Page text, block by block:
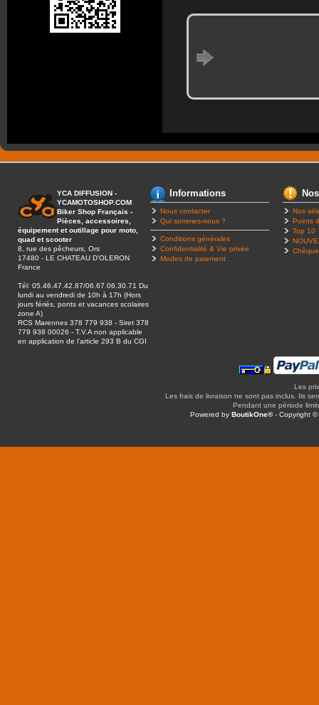
YCA DIFFUSION -
YCAMOTOSHOP.COM
Biker Shop Français -
Pièces, accessoires,
équipement et outillage pour moto,
quad et scooter
8, rue des pêcheurs, Ors
17480 - LE CHATEAU D’OLERON
France
Tél: 05.46.47.42.87/06.67.06.30.71 Du
lundi au vendredi de 10h à 17h (Hors
jours fériés, ponts et vacances scolaires
zone A)
RCS Marennes 378 779 938 - Siret 378
779 938 00026 - T.V.A non applicable
en application de l’article 293 B du CGI
Informations
Nous contacter
Qui sommes-nous ?
Conditions générales
Confidentialité & Vie privée
Modes de paiement
Nos
Points
Top 10
Les
Les frais de livraison ne sont pas inclus. Ils
Pendant une période
Powered byBoutikOne®- Copyright ©